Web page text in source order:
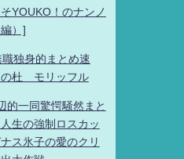
YOUKO！のナンノ
）]
独身的まとめ速
の杜 モリッフル
的一同驚愕騒然まと
生の強制ロスカッ
ス氷子の愛のクリ